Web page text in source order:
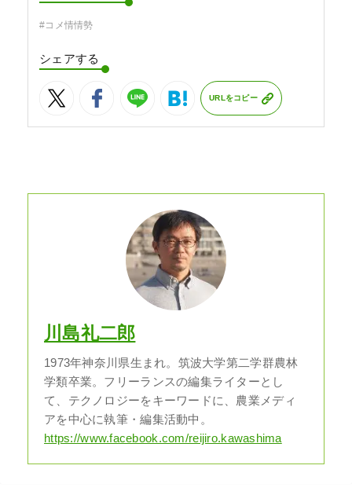
#コメ情情勢
シェアする
URLをコピー
川島礼二郎
1973年神奈川県生まれ。筑波大学第二学群農林
学類卒業。フリーランスの編集ライターとし
て、テクノロジーをキーワードに、農業メディ
アを中心に執筆・編集活動中。
https://www.facebook.com/reijiro.kawashima